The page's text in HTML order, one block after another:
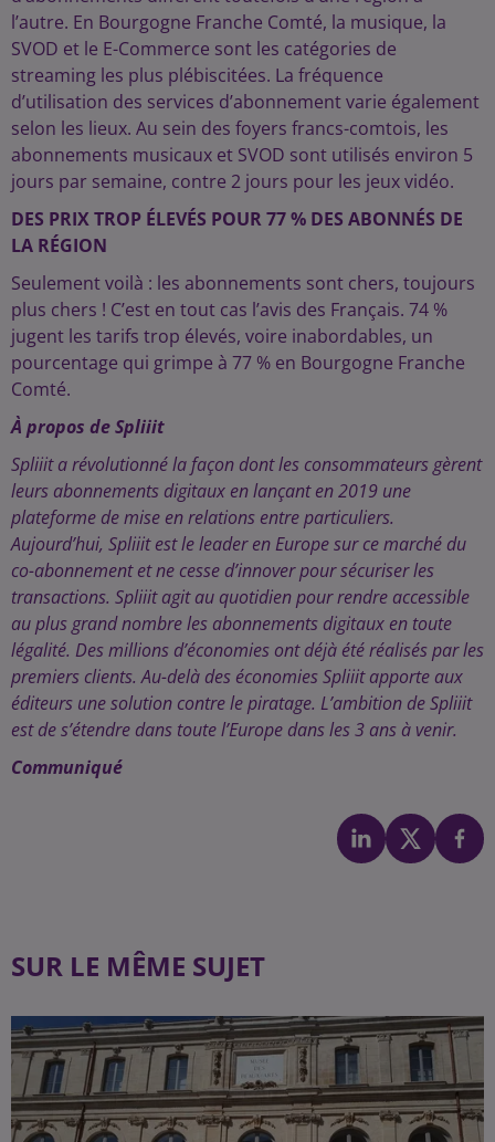
l’autre. En Bourgogne Franche Comté, la musique, la
SVOD et le E-Commerce sont les catégories de
streaming les plus plébiscitées. La fréquence
d’utilisation des services d’abonnement varie également
selon les lieux. Au sein des foyers francs-comtois, les
abonnements musicaux et SVOD sont utilisés environ 5
jours par semaine, contre 2 jours pour les jeux vidéo.
DES PRIX TROP ÉLEVÉS POUR 77 % DES ABONNÉS DE
LA RÉGION
Seulement voilà : les abonnements sont chers, toujours
plus chers ! C’est en tout cas l’avis des Français. 74 %
jugent les tarifs trop élevés, voire inabordables, un
pourcentage qui grimpe à 77 % en Bourgogne Franche
Comté.
À propos de Spliiit
Spliiit a révolutionné la façon dont les consommateurs gèrent
leurs abonnements digitaux en lançant en 2019 une
plateforme de mise en relations entre particuliers.
Aujourd’hui, Spliiit est le leader en Europe sur ce marché du
co-abonnement et ne cesse d’innover pour sécuriser les
transactions. Spliiit agit au quotidien pour rendre accessible
au plus grand nombre les abonnements digitaux en toute
légalité. Des millions d’économies ont déjà été réalisés par les
premiers clients. Au-delà des économies Spliiit apporte aux
éditeurs une solution contre le piratage. L’ambition de Spliiit
est de s’étendre dans toute l’Europe dans les 3 ans à venir.
Communiqué
SUR LE MÊME SUJET